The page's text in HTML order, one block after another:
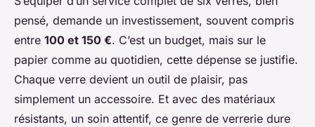
pensé, demande un investissement, souvent compris
entre 100 et 150 €. C’est un budget, mais sur le
papier comme au quotidien, cette dépense se justifie.
Chaque verre devient un outil de plaisir, pas
simplement un accessoire. Et avec des matériaux
résistants, un soin attentif, ce genre de verrerie dure